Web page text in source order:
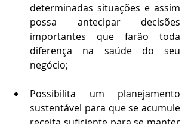
determinadas situações e assim
possa antecipar decisões
importantes que farão toda
diferença na saúde do seu
negócio;
Possibilita um planejamento
sustentável para que se acumule